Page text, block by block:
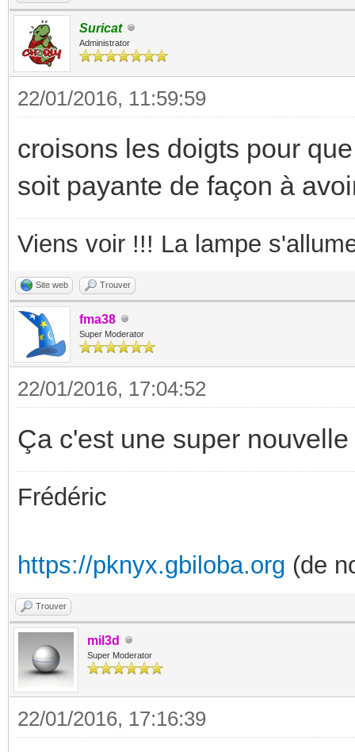
Suricat
Administrator
22/01/2016, 11:59:59
croisons les doigts pour
soit payante de façon à
Viens voir !!! La lampe
Site web Trouver
fma38
Super Moderator
22/01/2016, 17:04:52
Ça c'est une super nouvelle
Frédéric
https://pknyx.gbiloba.org (de
Trouver
mil3d
Super Moderator
22/01/2016, 17:16:39